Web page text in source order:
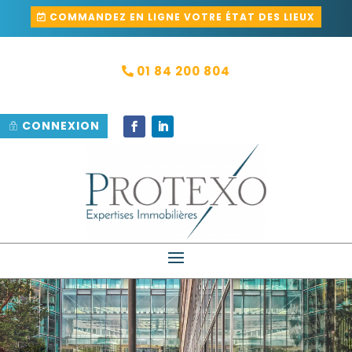
COMMANDEZ EN LIGNE VOTRE ÉTAT DES LIEUX
01 84 200 804
CONNEXION